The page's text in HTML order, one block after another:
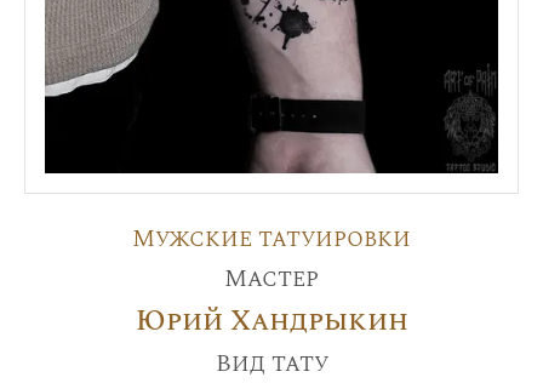
Мужские татуировки
Мастер
Юрий Хандрыкин
Вид тату